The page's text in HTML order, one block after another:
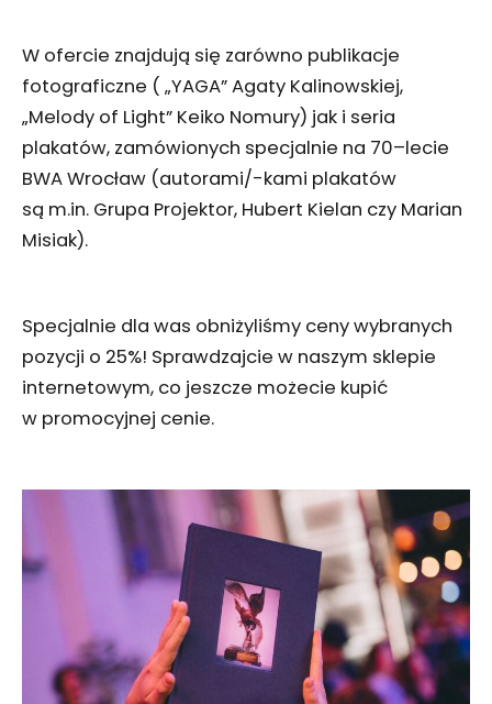
W ofercie znajdują się zarówno publikacje
fotograficzne ( „YAGA” Agaty Kalinowskiej,
„Melody of Light” Keiko Nomury) jak i seria
plakatów, zamówionych specjalnie na 70–lecie
BWA Wrocław (autorami/-kami plakatów
są m.in. Grupa Projektor, Hubert Kielan czy Marian
Misiak).
Specjalnie dla was obniżyliśmy ceny wybranych
pozycji o 25%! Sprawdzajcie w naszym sklepie
internetowym, co jeszcze możecie kupić
w promocyjnej cenie.